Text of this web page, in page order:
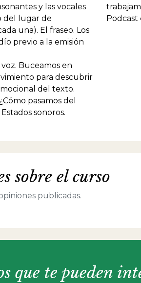
y las vocales
del lugar de
una). El fraseo. Los
previo a la emisión
Buceamos en
para descubrir
del texto.
pasamos del
sonoros.
Podcast
sobre el curso
publicadas.
que te pueden